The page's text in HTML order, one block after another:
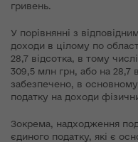
гривень.
У порівнянні з
доходи в цілому по
28,7 відсотка, в тому
309,5 млн грн, або на 28,7
забезпечено, в
податку на доходи
Зокрема, надходження
єдиного податку, які є